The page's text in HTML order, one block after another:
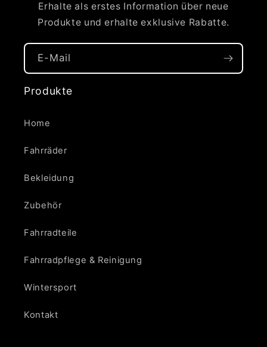
Erhalte als erstes Information über neue
Produkte und erhalte exklusive Rabatte.
E-Mail
Produkte
Home
Fahrräder
Bekleidung
Zubehör
Fahrradteile
Fahrradpflege & Reinigung
Wintersport
Kontakt